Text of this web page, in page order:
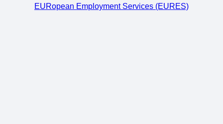
EURopean Employment Services (EURES)